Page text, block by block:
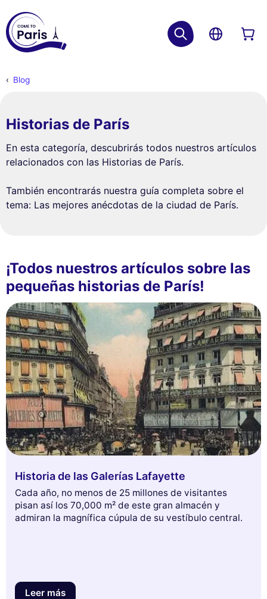
Blog
Historias de París
En esta categoría, descubrirás todos nuestros artículos
relacionados con las Historias de París.
También encontrarás nuestra guía completa sobre el
tema: Las mejores anécdotas de la ciudad de París.
¡Todos nuestros artículos sobre las
pequeñas historias de París!
Historia de las Galerías Lafayette
Cada año, no menos de 25 millones de visitantes
pisan así los 70,000 m² de este gran almacén y
admiran la magnífica cúpula de su vestíbulo central.
Leer más